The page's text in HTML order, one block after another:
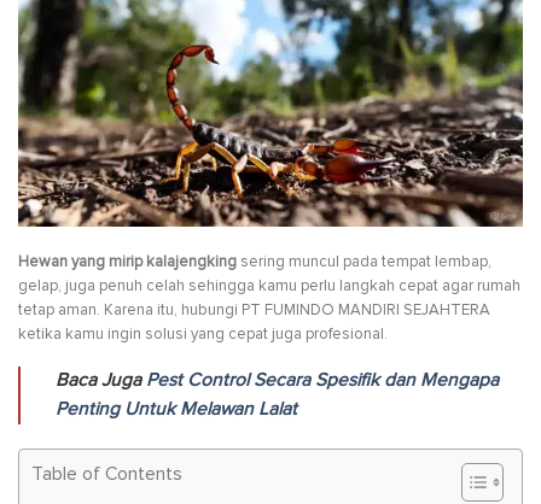
Hewan yang mirip kalajengking sering muncul pada tempat lembap,
gelap, juga penuh celah sehingga kamu perlu langkah cepat agar rumah
tetap aman. Karena itu, hubungi PT FUMINDO MANDIRI SEJAHTERA
ketika kamu ingin solusi yang cepat juga profesional.
Baca Juga Pest Control Secara Spesifik dan Mengapa
Penting Untuk Melawan Lalat
Table of Contents